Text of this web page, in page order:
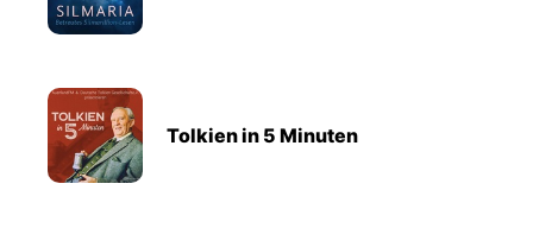
Tolkien in 5 Minuten